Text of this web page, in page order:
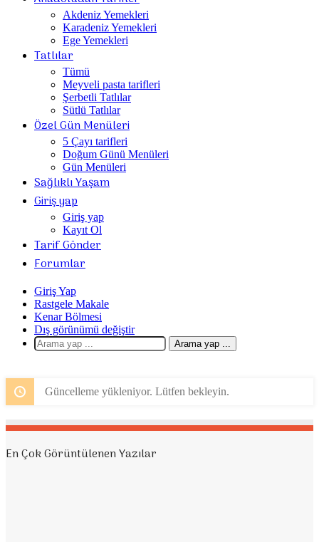
Akdeniz Yemekleri
Karadeniz Yemekleri
Ege Yemekleri
Tatlılar
Tümü
Meyveli pasta tarifleri
Şerbetli Tatlılar
Sütlü Tatlılar
Özel Gün Menüleri
5 Çayı tarifleri
Doğum Günü Menüleri
Gün Menüleri
Sağlıklı Yaşam
Giriş yap
Giriş yap
Kayıt Ol
Tarif Gönder
Forumlar
Giriş Yap
Rastgele Makale
Kenar Bölmesi
Dış görünümü değiştir
Arama yap ...
Güncelleme yükleniyor. Lütfen bekleyin.
En Çok Görüntülenen Yazılar